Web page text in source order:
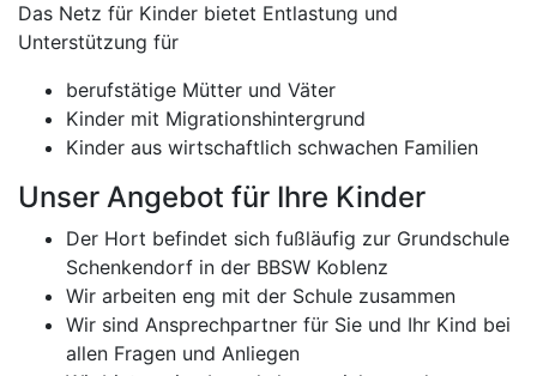
Das Netz für Kinder bietet Entlastung und
Unterstützung für
berufstätige Mütter und Väter
Kinder mit Migrationshintergrund
Kinder aus wirtschaftlich schwachen Familien
Unser Angebot für Ihre Kinder
Der Hort befindet sich fußläufig zur Grundschule
Schenkendorf in der BBSW Koblenz
Wir arbeiten eng mit der Schule zusammen
Wir sind Ansprechpartner für Sie und Ihr Kind bei
allen Fragen und Anliegen